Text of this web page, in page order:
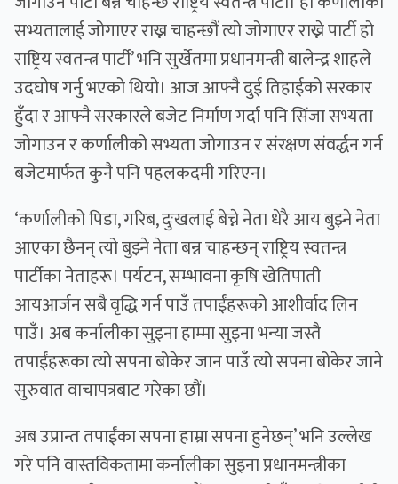
सभ्यतालाई जोगाएर राख्न चाहन्छौं त्यो जोगाएर राख्ने पार्टी हो
राष्ट्रिय स्वतन्त्र पार्टी’ भनि सुर्खेतमा प्रधानमन्त्री बालेन्द्र शाहले
उदघोष गर्नु भएको थियो। आज आफ्नै दुई तिहाईको सरकार
हुँदा र आफ्नै सरकारले बजेट निर्माण गर्दा पनि सिंजा सभ्यता
जोगाउन र कर्णालीको सभ्यता जोगाउन र संरक्षण संवर्द्धन गर्न
बजेटमार्फत कुनै पनि पहलकदमी गरिएन।
‘कर्णालीको पिडा, गरिब, दुःखलाई बेच्ने नेता धेरै आय बुझ्ने नेता
आएका छैनन् त्यो बुझ्ने नेता बन्न चाहन्छन् राष्ट्रिय स्वतन्त्र
पार्टीका नेताहरू। पर्यटन, सम्भावना कृषि खेतिपाती
आयआर्जन सबै वृद्धि गर्न पाउँ तपाईंहरूको आशीर्वाद लिन
पाउँ। अब कर्नालीका सुइना हाम्मा सुइना भन्या जस्तै
तपाईंहरूका त्यो सपना बोकेर जान पाउँ त्यो सपना बोकेर जाने
सुरुवात वाचापत्रबाट गरेका छौं।
अब उप्रान्त तपाईंका सपना हाम्रा सपना हुनेछन्’ भनि उल्लेख
गरे पनि वास्तविकतामा कर्नालीका सुइना प्रधानमन्त्रीका